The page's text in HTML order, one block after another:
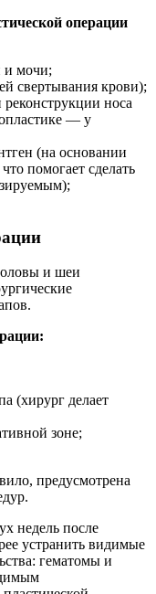
операции
и мочи;
свертывания крови);
носа
— у
(на основании
помогает сделать
и шеи
(хирург делает
зоне;
предусмотрена
недель после
устранить видимые
гематомы и